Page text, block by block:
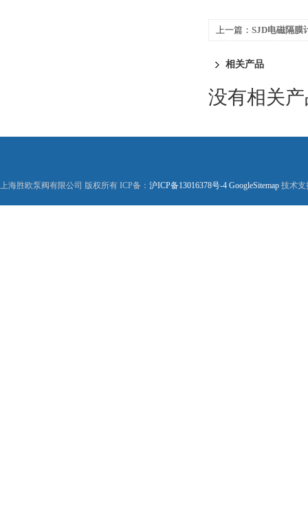
上一篇： SJD电磁隔膜
相关产品
没有相关
上海胜欧泵阀有限公司 版权所有 ICP备： 沪ICP备13016378号-4 GoogleSitemap 技术支